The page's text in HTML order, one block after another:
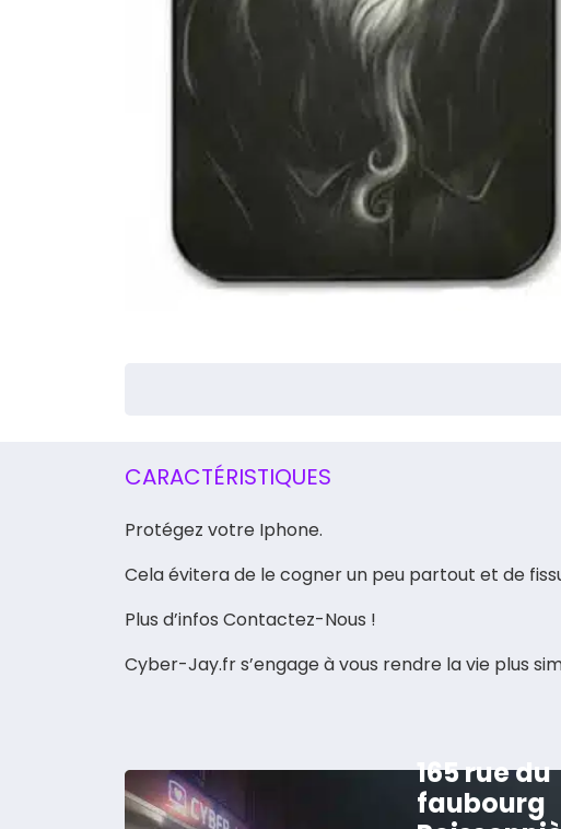
CARACTÉRISTIQUES
Protégez votre Iphone.
Cela évitera de le cogner un peu partout et de
Plus d’infos Contactez-Nous !
Cyber-Jay.fr s’engage à vous rendre la vie plus
165 rue du
faubourg